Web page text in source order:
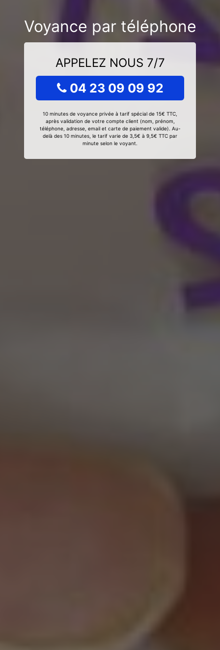
Voyance par téléphone
APPELEZ NOUS 7/7
04 23 09 09 92
10 minutes de voyance privée à tarif spécial de 15€ TTC,
après validation de votre compte client (nom, prénom,
téléphone, adresse, email et carte de paiement valide). Au-
delà des 10 minutes, le tarif varie de 3,5€ à 9,5€ TTC par
minute selon le voyant.